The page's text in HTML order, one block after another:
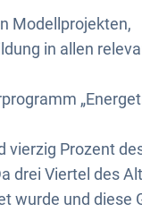
Modellprojekten,
in allen
Prozent
drei Viertel des
wurde und diese